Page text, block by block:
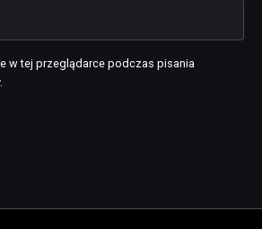
w tej przeglądarce podczas pisania